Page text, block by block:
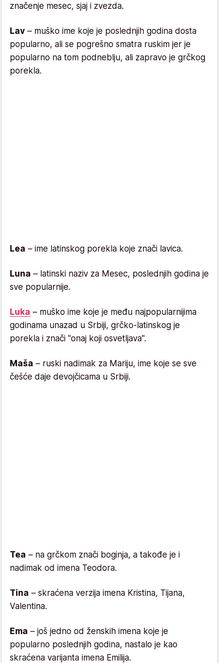
značenje mesec, sjaj i zvezda.
Lav – muško ime koje je poslednjih godina dosta
popularno, ali se pogrešno smatra ruskim jer je
popularno na tom podneblju, ali zapravo je grčkog
porekla.
Lea – ime latinskog porekla koje znači lavica.
Luna – latinski naziv za Mesec, poslednjih godina je
sve popularnije.
Luka – muško ime koje je među najpopularnijima
godinama unazad u Srbiji, grčko-latinskog je
porekla i znači "onaj koji osvetljava".
Maša – ruski nadimak za Mariju, ime koje se sve
češće daje devojčicama u Srbiji.
Tea – na grčkom znači boginja, a takođe je i
nadimak od imena Teodora.
Tina – skraćena verzija imena Kristina, Tijana,
Valentina.
Ema – još jedno od ženskih imena koje je
popularno poslednjih godina, nastalo je kao
skraćena varijanta imena Emilija.